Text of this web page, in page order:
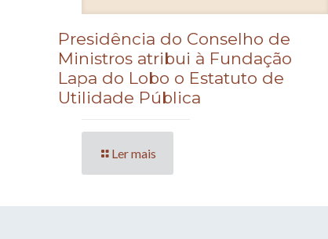
Presidência do Conselho de
Ministros atribui à Fundação
Lapa do Lobo o Estatuto de
Utilidade Pública
Ler mais